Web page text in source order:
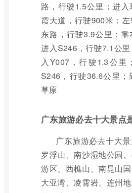
路，行驶1.5公里；进
霞大道，行驶900米；
东路，行驶3.9公里；靠
进入S246，行驶7.1公
入Y007，行驶1.3公里
S246，行驶36.6公里；
草原
广东旅游必去十大景点
广东旅游必去十大景
罗浮山、南沙湿地公园
游区、西樵山、南昆山国
大亚湾、凌霄岩、连州